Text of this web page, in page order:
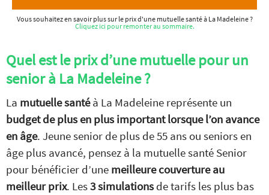
Vous souhaitez en savoir plus sur le prix d'une mutuelle santé à La Madeleine ?
Cliquez ici pour remonter au sommaire.
Quel est le prix d’une mutuelle pour un
senior à La Madeleine ?
La mutuelle santéà La Madeleine représente un
budget de plus en plus important lorsque l’on avance
en âge. Jeune senior de plus de 55 ans ou seniors en
âge plus avancé, pensez à la mutuelle santé Senior
pour bénéficier d’une meilleure couverture au
meilleur prix. Les3 simulations de tarifs les plus bas